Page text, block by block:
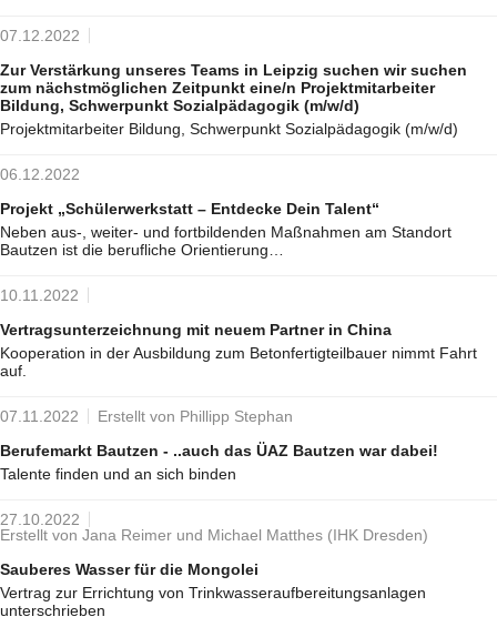
07.12.2022
Zur Verstärkung unseres Teams in Leipzig suchen wir suchen
zum nächstmöglichen Zeitpunkt eine/n Projektmitarbeiter
Bildung, Schwerpunkt Sozialpädagogik (m/w/d)
Projektmitarbeiter Bildung, Schwerpunkt Sozialpädagogik (m/w/d)
06.12.2022
Projekt „Schülerwerkstatt – Entdecke Dein Talent“
Neben aus-, weiter- und fortbildenden Maßnahmen am Standort
Bautzen ist die berufliche Orientierung…
10.11.2022
Vertragsunterzeichnung mit neuem Partner in China
Kooperation in der Ausbildung zum Betonfertigteilbauer nimmt Fahrt
auf.
07.11.2022
Erstellt von Phillipp Stephan
Berufemarkt Bautzen - ..auch das ÜAZ Bautzen war dabei!
Talente finden und an sich binden
27.10.2022
Erstellt von Jana Reimer und Michael Matthes (IHK Dresden)
Sauberes Wasser für die Mongolei
Vertrag zur Errichtung von Trinkwasseraufbereitungsanlagen
unterschrieben